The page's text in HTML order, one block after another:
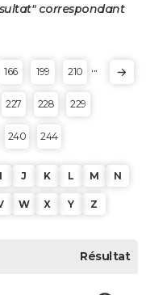
correspondant
166 199 210 ...
227 228 229
240 244
I J K L M N
W X Y Z
Résultat